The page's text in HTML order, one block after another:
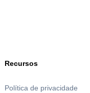
Recursos
Política de privacidade